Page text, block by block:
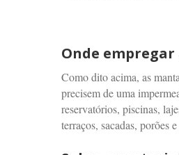
Onde
Como dito acima, as
precisem de uma
reservatórios, piscinas,
terraços, sacadas, porões e